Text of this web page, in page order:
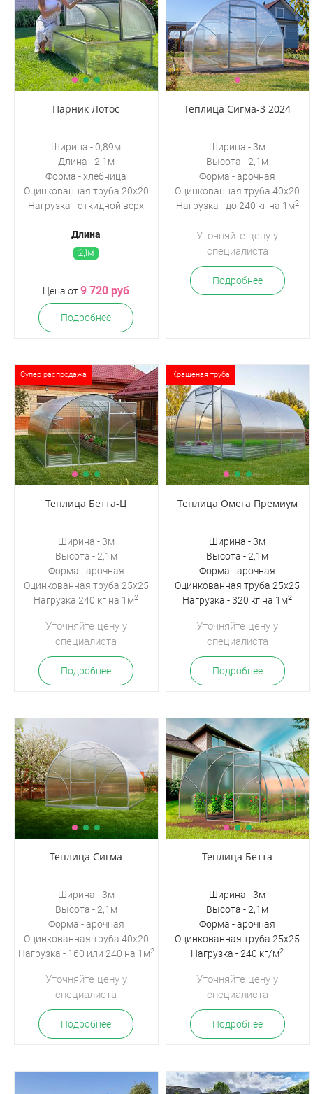
Парник Лотос
Ширина - 0,89м
Длина - 2.1м
Форма - хлебница
Оцинкованная труба 20х20
Нагрузка -откидной верх
Длина
2,1м
Цена от9 720 руб
Подробнее
Теплица Сигма-3 2024
Ширина - 3м
Высота - 2,1м
Форма - арочная
Оцинкованнаятруба 40х20
Нагрузка - до 240 кг на 1м2
Уточняйте цену у
специалиста
Подробнее
Супер распродажа
Теплица Бетта-Ц
Ширина - 3м
Высота - 2,1м
Форма - арочная
Оцинкованная труба 25х25
Нагрузка 240 кг на 1м2
Уточняйте цену у
специалиста
Подробнее
Крашеная труба
Теплица Омега Премиум
Ширина - 3м
Высота - 2,1м
Форма - арочная
Оцинкованная труба 25х25
Нагрузка - 320 кг на 1м2
Уточняйте цену у
специалиста
Подробнее
Теплица Сигма
Ширина - 3м
Высота - 2,1м
Форма - арочная
Оцинкованная труба 40х20
Нагрузка - 160 или 240 на 1м2
Уточняйте цену у
специалиста
Подробнее
Теплица Бетта
Ширина - 3м
Высота - 2,1м
Форма - арочная
Оцинкованная труба 25х25
Нагрузка - 240 кг/м2
Уточняйте цену у
специалиста
Подробнее